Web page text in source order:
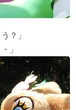
？」
」